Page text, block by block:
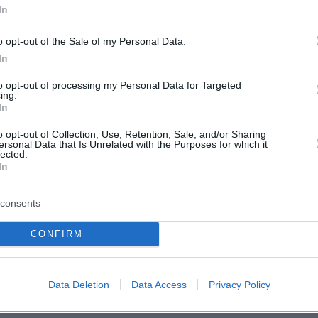
opt-out of the Sale of my Personal Data.
opt-out of processing my Personal Data for Targeted
opt-out of Collection, Use, Retention, Sale, and/or Sharing
Data that Is Unrelated with the Purposes for which it
CONFIRM
Data Deletion Data Access Privacy Policy
τον αφθώδη πυρετό στη Λέσβο, έγινε
μέτρων στήριξης που έχουν ληφθεί για
αλλά και τους τυροκόμους του νησιού, τόσο
ενισχύσεων και αποζημιώσων όσο και
ελαφρύνσεων. Υπογραμμίστηκε
τα μέτρα βιοασφάλειας και η
νόσου.